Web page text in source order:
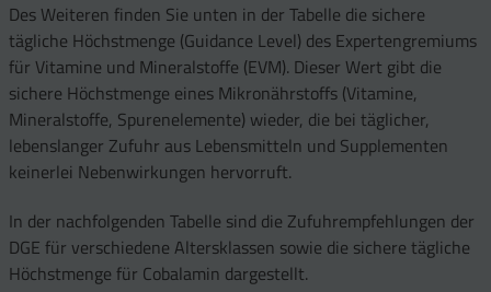
Des Weiteren finden Sie unten in der Tabelle die sichere
tägliche Höchstmenge (Guidance Level) des Expertengremiums
für Vitamine und Mineralstoffe (EVM). Dieser Wert gibt die
sichere Höchstmenge eines Mikronährstoffs (Vitamine,
Mineralstoffe, Spurenelemente) wieder, die bei täglicher,
lebenslanger Zufuhr aus Lebensmitteln und Supplementen
keinerlei Nebenwirkungen hervorruft.
In der nachfolgenden Tabelle sind die Zufuhrempfehlungen der
DGE für verschiedene Altersklassen sowie die sichere tägliche
Höchstmenge für Cobalamin dargestellt.